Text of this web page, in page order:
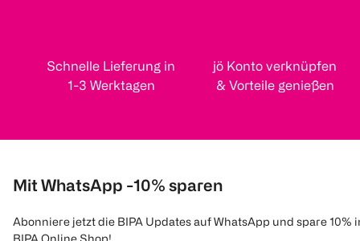
Schnelle Lieferung in
1-3 Werktagen
jö Konto verknüpfen
& Vorteile genießen
Mit WhatsApp -10% sparen
Abonniere jetzt die BIPA Updates auf WhatsApp und spare 10%
BIPA Online Shop!